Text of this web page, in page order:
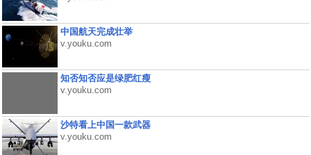
中国航天完成壮举
v.youku.com
知否知否应是绿肥红瘦
v.youku.com
沙特看上中国一款武器
v.youku.com